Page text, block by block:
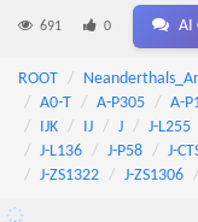
691 0 AI
ROOT
A0-T
A-P305 A-
IJK
IJ J J-L255
J-L136
J-P58 J-
J-ZS1322
J-ZS1306